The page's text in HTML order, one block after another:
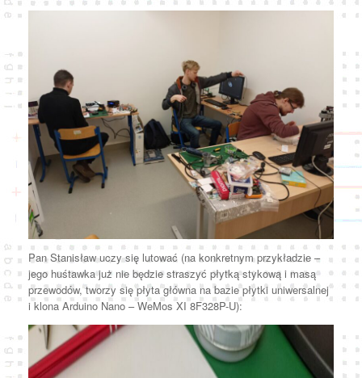
Pan Stanisław uczy się lutować (na konkretnym przykładzie –
jego huśtawka już nie będzie straszyć płytką stykową i masą
przewodów, tworzy się płyta główna na bazie płytki uniwersalnej
i klona Arduino Nano – WeMos XI 8F328P-U):